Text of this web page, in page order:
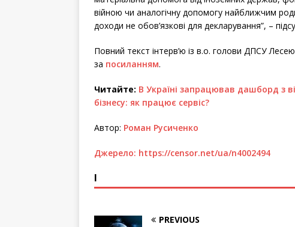
війною чи аналогічну допомогу найближчим
доходи не обов’язкові для декларування”, –
Повний текст інтерв’ю із в.о. голови ДПСУ
за посиланням.
Читайте: В Україні запрацював дашборд з
бізнесу: як працює сервіс?
Автор: Роман Русиченко
Джерело: https://censor.net/ua/n4002494
І
PREVIOUS